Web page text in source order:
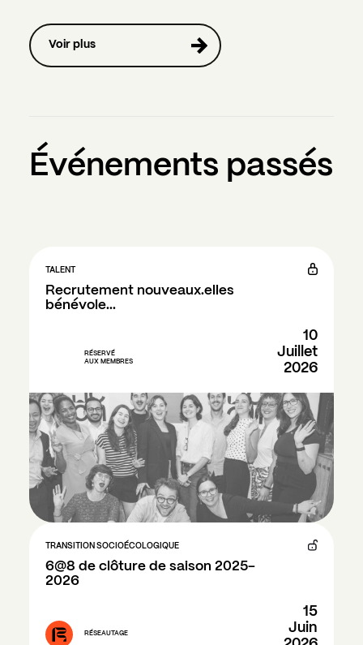
Voir plus
Événements passés
TALENT
Recrutement nouveaux.elles
bénévole...
RÉSERVÉ
AUX MEMBRES
10
Juillet
2026
TRANSITION SOCIOÉCOLOGIQUE
6@8 de clôture de saison 2025-
2026
RÉSEAUTAGE
15
Juin